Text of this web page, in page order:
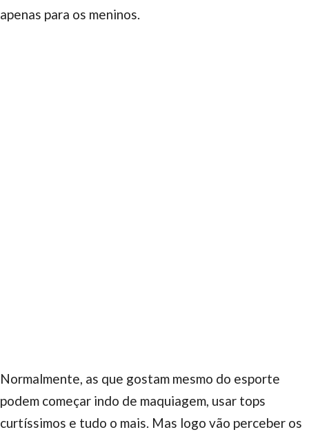
apenas para os meninos.
Normalmente, as que gostam mesmo do esporte
podem começar indo de maquiagem, usar tops
curtíssimos e tudo o mais. Mas logo vão perceber os